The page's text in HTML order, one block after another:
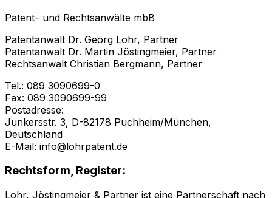
Patent– und Rechtsanwälte mbB
Patentanwalt Dr. Georg Lohr, Partner
Patentanwalt Dr. Martin Jöstingmeier, Partner
Rechtsanwalt Christian Bergmann, Partner
Tel.: 089 3090699-0
Fax: 089 3090699-99
Postadresse:
Junkersstr. 3, D-82178 Puchheim/München,
Deutschland
E-Mail: info@lohrpatent.de
Rechtsform, Register:
Lohr, Jöstingmeier & Partner ist eine Partnerschaft nach